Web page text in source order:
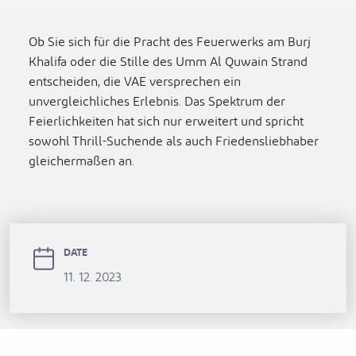
Ob Sie sich für die Pracht des Feuerwerks am Burj
Khalifa oder die Stille des Umm Al Quwain Strand
entscheiden, die VAE versprechen ein
unvergleichliches Erlebnis. Das Spektrum der
Feierlichkeiten hat sich nur erweitert und spricht
sowohl Thrill-Suchende als auch Friedensliebhaber
gleichermaßen an.
DATE
11. 12. 2023